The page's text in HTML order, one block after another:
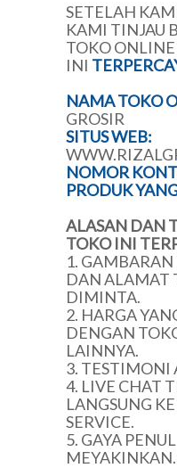
SETELAH
KAMI TINJAU
TOKO
INI
NAMA TOKO
GROSIR
SITUS WEB:
NOMOR
PRODUK
ALASAN DAN
TOKO INI
1. GAMBARAN
DAN ALAMAT
DIMINTA.
2. HARGA
DENGAN
LAINNYA.
3. TESTIMONI
4. LIVE CHAT
LANGSUNG
SERVICE.
5. GAYA
MEYAKINKAN.